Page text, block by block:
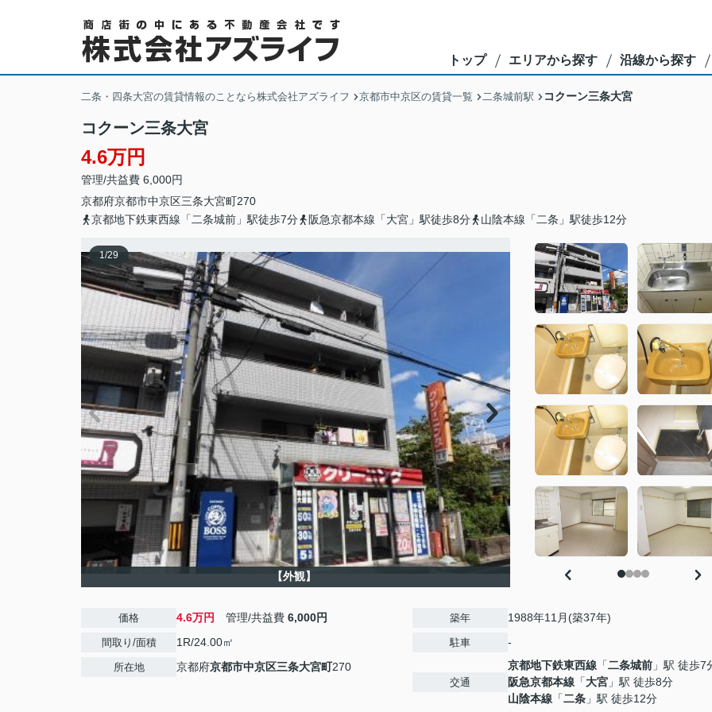
トップ エリアから探す 沿線から探す
二条・四条大宮の賃貸情報のことなら株式会社アズライフ 京都市中京区の賃貸一覧 二条城前駅 コクーン三条大宮
コクーン三条大宮
4.6万円
管理/共益費 6,000円
京都府京都市中京区三条大宮町270
京都地下鉄東西線「二条城前」駅徒歩7分
阪急京都本線「大宮」駅徒歩8分 山陰本線「二条」駅徒歩12分
1/29
【外観】
価格 4.6万円 管理/共益費 6,000円
間取り/面積 1R/24.00㎡
所在地 京都府京都市中京区三条大宮町270
築年 1988年11月(築37年)
駐車 -
交通
京都地下鉄東西線 「二条城前 」駅 徒歩7
阪急京都本線 「大宮 」駅 徒歩8分
山陰本線 「二条 」駅 徒歩12分